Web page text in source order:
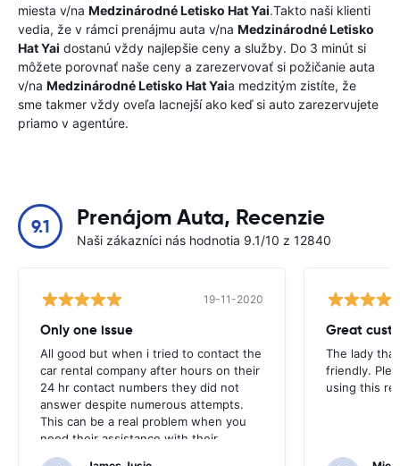
miesta v/na Medzinárodné Letisko Hat Yai.Takto naši klienti
vedia, že v rámci prenájmu auta v/na Medzinárodné Letisko
Hat Yai dostanú vždy najlepšie ceny a služby. Do 3 minút si
môžete porovnať naše ceny a zarezervovať si požičanie auta
v/na Medzinárodné Letisko Hat Yaia medzitým zistíte, že
sme takmer vždy oveľa lacnejší ako keď si auto zarezervujete
priamo v agentúre.
9.1 Prenájom Auta, Recenzie
Naši zákazníci nás hodnotia 9.1/10 z 12840
19-11-2020
Only one issue
All good but when i tried to contact the
car rental company after hours on their
24 hr contact numbers they did not
answer despite numerous attempts.
This can be a real problem when you
need their assistance with their
services or car.
Great
The lady
friendly.
using this